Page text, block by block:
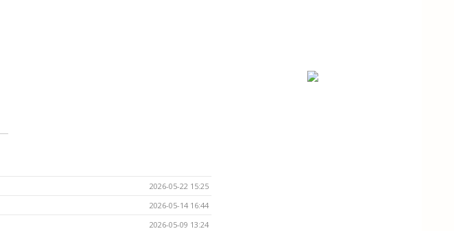
2026-05-22 15:25
2026-05-14 16:44
2026-05-09 13:24